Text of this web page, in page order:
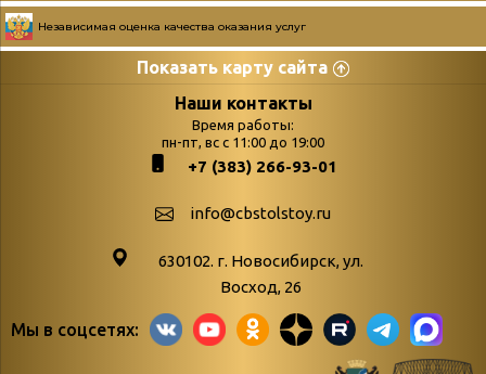
Независимая оценка качества оказания услуг
Показать карту сайта
Страницы
podvedenie-itogov-festivalya-
paskhalnaya-palitra
Библионочь – как ярмарка точь-в-
поступлений
Война. Народ.
живые»
Наши контакты
Время работы:
пн-пт, вс с 11:00 до 19:00
+7 (383) 266-93-01
info@cbstolstoy.ru
630102. г. Новосибирск, ул.
Восход, 26
Мы в соцсетях: